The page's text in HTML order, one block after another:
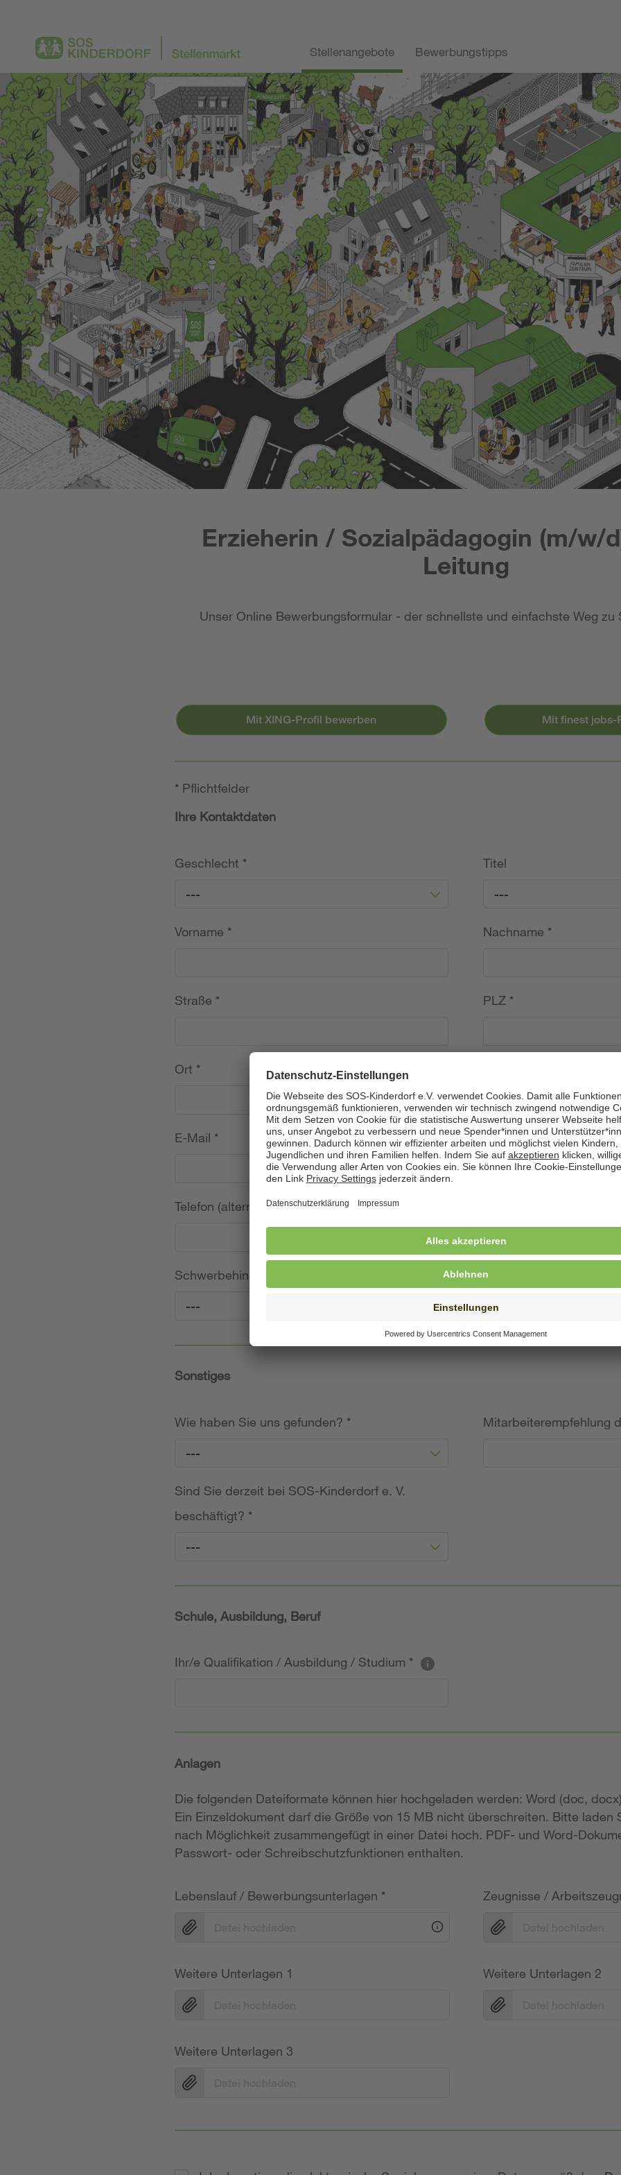
Stellenangebote Bewerbungstipps
Erzieherin / Sozialpädagogin (m/w/
Leitung
Unser Online Bewerbungsformular - der schnellste und einfachste Weg zu
Mit XING-Profil bewerben Mit finest
* Pflichtfelder
Ihre Kontaktdaten
Geschlecht *
---
Titel
---
Vorname * Nachname *
Straße * PLZ *
Ort *
---
E-Mail * Telefon*
Telefon (alternativ)
Schwerbehinderung (freiwillige Angabe)
---
Sonstiges
Wie haben Sie uns gefunden? *
---
Mitarbeiterempfehlung
Sind Sie derzeit bei SOS-Kinderdorf e. V.
beschäftigt? *
---
Schule, Ausbildung, Beruf
Ihr/e Qualifikation / Ausbildung / Studium *
Anlagen
Die folgenden Dateiformate können hier hochgeladen werden: Word (doc,
Ein Einzeldokument darf die Größe von 15 MB nicht überschreiten. Bitte laden
nach Möglichkeit zusammengefügt in einer Datei hoch. PDF- und Word-
Passwort- oder Schreibschutzfunktionen enthalten.
Lebenslauf / Bewerbungsunterlagen * Zeugnisse /
Weitere Unterlagen 1 Weitere Unterlagen 2
Weitere Unterlagen 3